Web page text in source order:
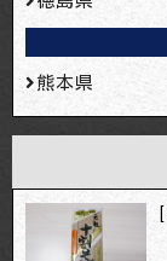
熊本県